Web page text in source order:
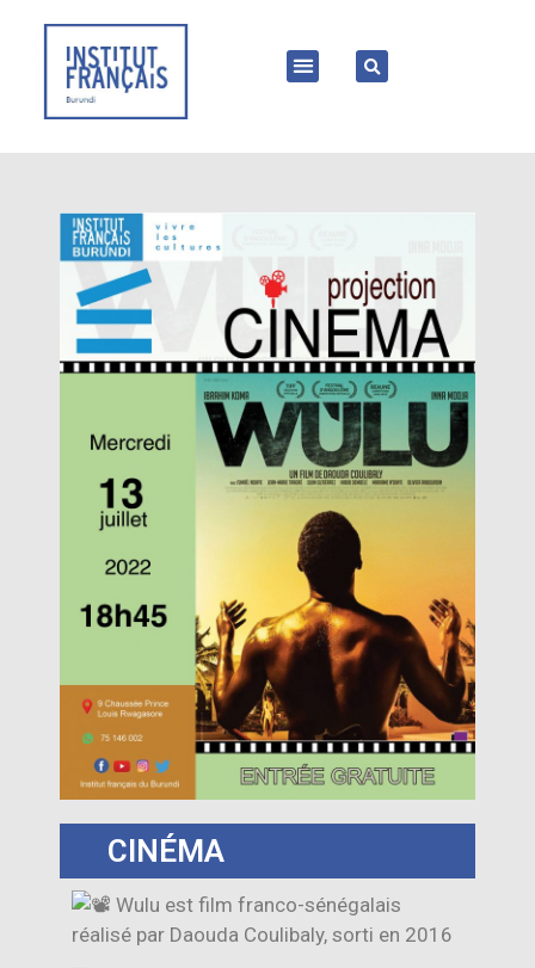
CINÉMA
Wulu est film franco-sénégalais
réalisé par Daouda Coulibaly, sorti en 2016